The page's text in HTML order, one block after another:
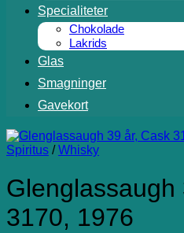
Specialiteter
Chokolade
Lakrids
Glas
Smagninger
Gavekort
Spiritus / Whisky
Glenglassaugh
3170, 1976